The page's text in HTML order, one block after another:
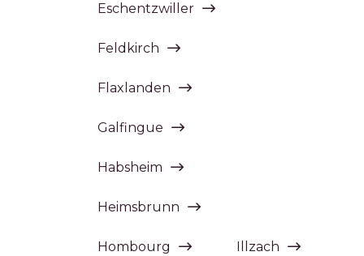
Eschentzwiller
Feldkirch
Flaxlanden
Galfingue
Habsheim
Heimsbrunn
Hombourg Illzach